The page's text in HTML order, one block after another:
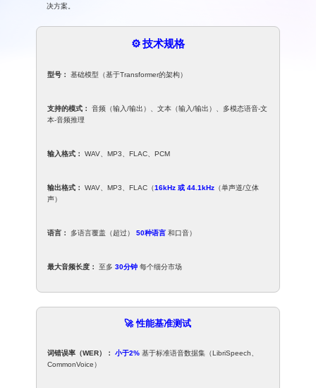
决方案。
⚙️ 技术规格
型号： 基础模型（基于Transformer的架构）
支持的模式：
音频（输入/输出）、文本（输入/输出）、多模态语音-文
本-音频推理
输入格式： WAV、MP3、FLAC、PCM
输出格式： WAV、MP3、FLAC（16kHz 或 44.1kHz （单声道/立体
声）
语言： 多语言覆盖（超过）50种语言 和口音）
最大音频长度： 至多30分钟 每个细分市场
🚀 性能基准测试
词错误率（WER）： 小于2% 基于标准语音数据集（LibriSpeech、
CommonVoice）